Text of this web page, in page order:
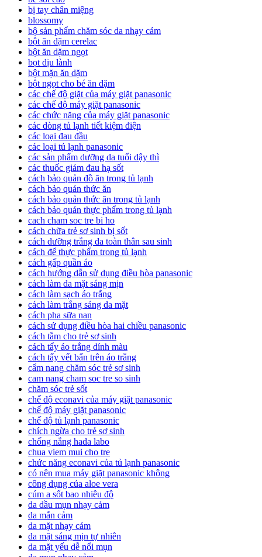
bị tay chân miệng
blossomy
bộ sản phẩm chăm sóc da nhạy cảm
bột ăn dặm cerelac
bột ăn dặm ngọt
bọt dịu lành
bột mặn ăn dặm
bột ngọt cho bé ăn dặm
các chế độ giặt của máy giặt panasonic
các chế độ máy giặt panasonic
các chức năng của máy giặt panasonic
các dòng tủ lạnh tiết kiệm điện
các loại đau đầu
các loại tủ lạnh panasonic
các sản phẩm dưỡng da tuổi dậy thì
các thuốc giảm đau hạ sốt
cách bảo quản đồ ăn trong tủ lạnh
cách bảo quản thức ăn
cách bảo quản thức ăn trong tủ lạnh
cách bảo quản thực phẩm trong tủ lạnh
cach cham soc tre bi ho
cách chữa trẻ sơ sinh bị sốt
cách dưỡng trắng da toàn thân sau sinh
cách để thực phẩm trong tủ lạnh
cách gấp quần áo
cách hướng dẫn sử dụng điều hòa panasonic
cách làm da mặt sáng mịn
cách làm sạch áo trắng
cách làm trắng sáng da mặt
cách pha sữa nan
cách sử dụng điều hòa hai chiều panasonic
cách tắm cho trẻ sơ sinh
cách tẩy áo trắng dính màu
cách tẩy vết bẩn trên áo trắng
cẩm nang chăm sóc trẻ sơ sinh
cam nang cham soc tre so sinh
chăm sóc trẻ sốt
chế độ econavi của máy giặt panasonic
chế độ máy giặt panasonic
chế độ tủ lạnh panasonic
chích ngừa cho trẻ sơ sinh
chống nắng hada labo
chua viem mui cho tre
chức năng econavi của tủ lạnh panasonic
có nên mua máy giặt panasonic không
công dụng của aloe vera
cúm a sốt bao nhiêu độ
da dầu mụn nhạy cảm
da mẫn cảm
da mặt nhạy cảm
da mặt sáng mịn tự nhiên
da mặt yếu dễ nổi mụn